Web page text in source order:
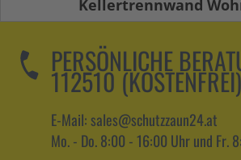
Kellertrennwand
PERSÖNLICHE
112510 (KOSTENFREI)
E-Mail: sales@schutzzaun24.at
Mo. - Do. 8:00 - 16:00 Uhr und Fr.